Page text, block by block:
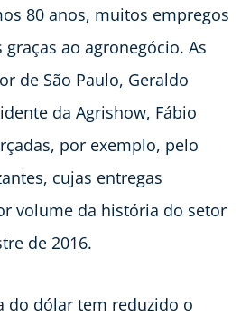
80 anos, muitos empregos
ao agronegócio. As
de São Paulo, Geraldo
da Agrishow, Fábio
por exemplo, pelo
cujas entregas
volume da história do setor
de 2016.
do dólar tem reduzido o